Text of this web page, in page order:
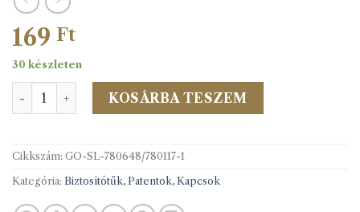
169 Ft
30 készleten
Design patentkapocs 1.nyers 25mm-es mennyiség
KOSÁRBA TESZEM
Cikkszám: GO-SL-780648/780117-1
Kategória: Biztosítótűk, Patentok, Kapcsok